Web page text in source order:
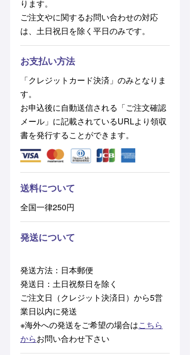
ります。
ご注文やに関するお問い合わせの対応
は、土日祝日を除く平日のみです。
お支払い方法
「クレジットカード決済」のみとなりま
す。
お申込後に自動送信される「ご注文確認
メール」に記載されているURLより領収
書を発行することができます。
送料について
全国一律250円
発送について
発送方法：日本郵便
発送日：土日祝祭日を除く
ご注文日（クレジット決済日）から5営
業日以内に発送
※海外への発送をご希望の場合はこちら
からお問い合わせ下さい